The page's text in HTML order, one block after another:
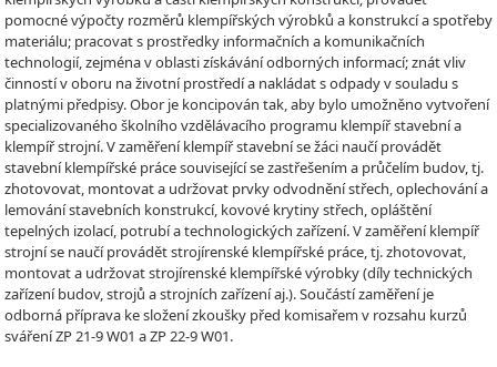
pomocné výpočty rozměrů klempířských výrobků a konstrukcí a spotřeby
materiálu; pracovat s prostředky informačních a komunikačních
technologií, zejména v oblasti získávání odborných informací; znát vliv
činností v oboru na životní prostředí a nakládat s odpady v souladu s
platnými předpisy. Obor je koncipován tak, aby bylo umožněno vytvoření
specializovaného školního vzdělávacího programu klempíř stavební a
klempíř strojní. V zaměření klempíř stavební se žáci naučí provádět
stavební klempířské práce související se zastřešením a průčelím budov, tj.
zhotovovat, montovat a udržovat prvky odvodnění střech, oplechování a
lemování stavebních konstrukcí, kovové krytiny střech, opláštění
tepelných izolací, potrubí a technologických zařízení. V zaměření klempíř
strojní se naučí provádět strojírenské klempířské práce, tj. zhotovovat,
montovat a udržovat strojírenské klempířské výrobky (díly technických
zařízení budov, strojů a strojních zařízení aj.). Součástí zaměření je
odborná příprava ke složení zkoušky před komisařem v rozsahu kurzů
sváření ZP 21-9 W01 a ZP 22-9 W01.